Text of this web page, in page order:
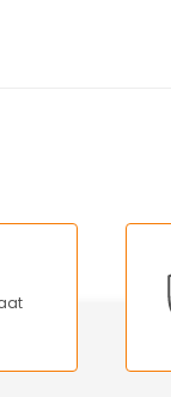
görüntülenemiyor.
pahalı.